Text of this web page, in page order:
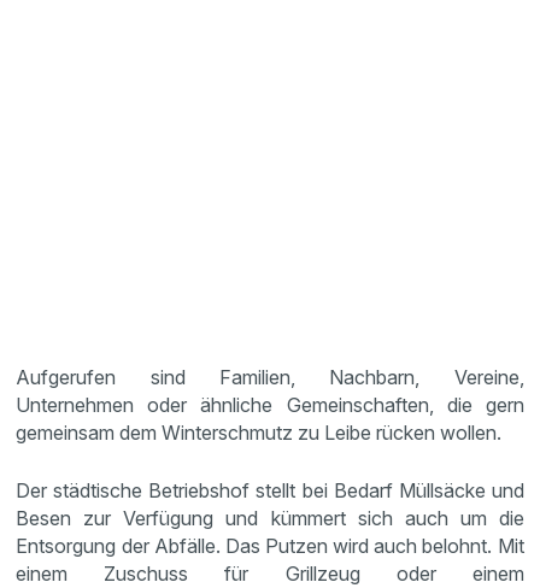
Aufgerufen sind Familien, Nachbarn, Vereine,
Unternehmen oder ähnliche Gemeinschaften, die gern
gemeinsam dem Winterschmutz zu Leibe rücken wollen.
Der städtische Betriebshof stellt bei Bedarf Müllsäcke und
Besen zur Verfügung und kümmert sich auch um die
Entsorgung der Abfälle. Das Putzen wird auch belohnt. Mit
einem Zuschuss für Grillzeug oder einem